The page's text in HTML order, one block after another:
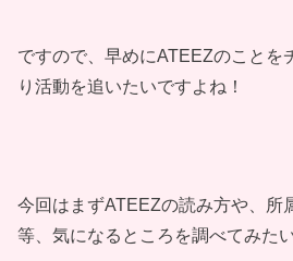
ですので、早めにATEEZのことを
り活動を追いたいですよね！
今回はまずATEEZの読み方や、所
等、気になるところを調べてみた